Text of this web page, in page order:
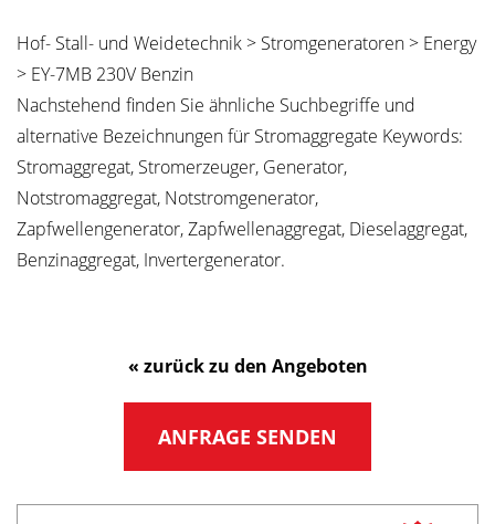
Hof- Stall- und Weidetechnik > Stromgeneratoren > Energy
> EY-7MB 230V Benzin
Nachstehend finden Sie ähnliche Suchbegriffe und
alternative Bezeichnungen für Stromaggregate Keywords:
Stromaggregat, Stromerzeuger, Generator,
Notstromaggregat, Notstromgenerator,
Zapfwellengenerator, Zapfwellenaggregat, Dieselaggregat,
Benzinaggregat, Invertergenerator.
« zurück zu den Angeboten
ANFRAGE SENDEN